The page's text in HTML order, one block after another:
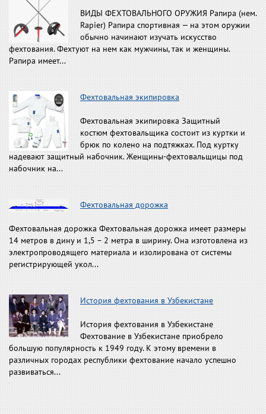
ВИДЫ ФЕХТОВАЛЬНОГО ОРУЖИЯ Рапира (нем.
Rapier) Рапира спортивная — на этом оружии
обычно начи­нают изучать искусство
фехтования. Фехтуют на нем как мужчины, так и женщины.
Рапира имеет...
Фехтовальная экипировка
Фехтовальная экипировка Защитный
костюм фехтовальщика состоит из куртки и
брюк по колено на подтяжках. Под куртку
надевают защитный набочник. Женщины-фехтовальщицы под
набочник на...
Фехтовальная дорожка
Фехтовальная дорожка Фехтовальная дорожка имеет размеры
14 метров в дину и 1,5 – 2 метра в ширину. Она изготовлена из
электропроводящего материала и изолирована от системы
регистрирующей укол...
История фехтования в Узбекистане
История фехтования в Узбекистане
Фехтование в Узбекистане приобрело
большую популярность к 1949 году. К этому времени в
различных городах республики фехтование начало успешно
развиваться...